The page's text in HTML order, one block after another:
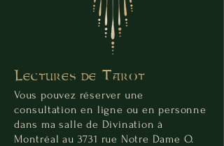
Lectures de Tarot
Vous pouvez réserver une
consultation en ligne ou en personne
dans ma salle de Divination à
Montréal au 3731 rue Notre Dame O.